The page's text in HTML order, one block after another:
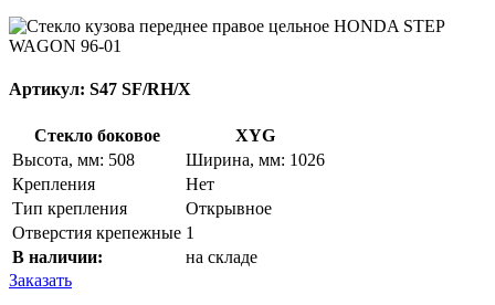
Артикул: S47 SF/RH/X
Стекло боковое
XYG
Высота, мм: 508
Ширина, мм: 1026
Крепления
Нет
Тип крепления
Открывное
Отверстия крепежные 1
В наличии:
на складе
Заказать